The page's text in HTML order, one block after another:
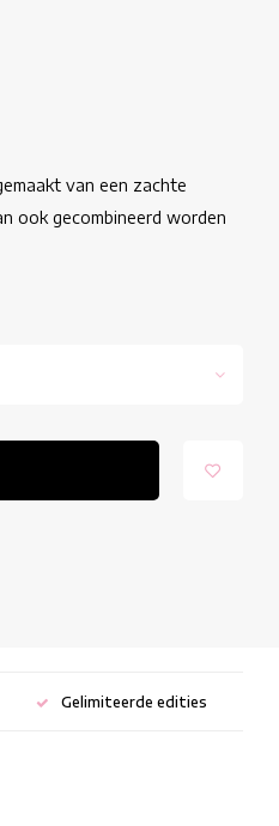
van een zachte
ook gecombineerd worden
Gelimiteerde edities